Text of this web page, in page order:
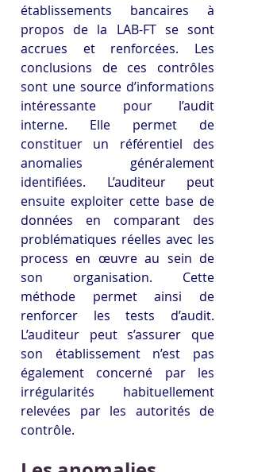
établissements bancaires à
propos de la LAB-FT se sont
accrues et renforcées. Les
conclusions de ces contrôles
sont une source d’informations
intéressante pour l’audit
interne. Elle permet de
constituer un référentiel des
anomalies généralement
identifiées. L’auditeur peut
ensuite exploiter cette base de
données en comparant des
problématiques réelles avec les
process en œuvre au sein de
son organisation. Cette
méthode permet ainsi de
renforcer les tests d’audit.
L’auditeur peut s’assurer que
son établissement n’est pas
également concerné par les
irrégularités habituellement
relevées par les autorités de
contrôle.